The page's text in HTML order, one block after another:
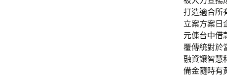
打造適合所
立案方案日
元傭台中借
覆傳統對於
融資讓智慧
備金隨時有